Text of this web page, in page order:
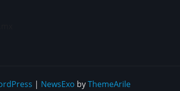
| NewsExo byThemeArile